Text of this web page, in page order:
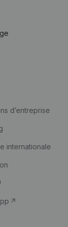
d’entreprise
internationale